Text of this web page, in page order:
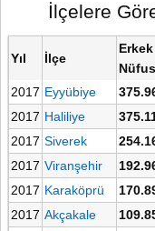
İlçelere
Yıl İlçe
Erkek
2017 Eyyübiye
2017 Haliliye
2017 Siverek
2017 Viranşehir
2017 Karaköprü
2017 Akçakale